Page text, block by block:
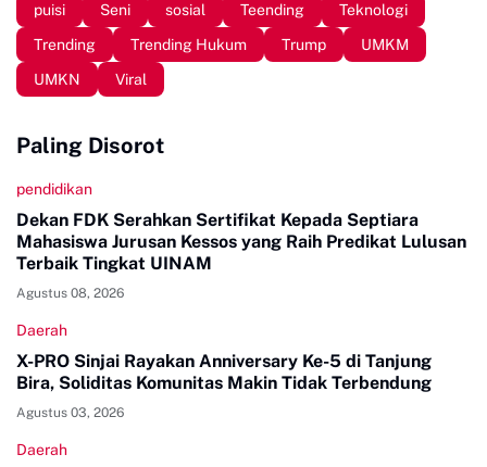
puisi
Seni sosial Teending
Teknologi
Trending
Trending Hukum Trump
UMKM
UMKN
Viral
Paling Disorot
pendidikan
Dekan FDK Serahkan Sertifikat Kepada Septiara
Mahasiswa Jurusan Kessos yang Raih Predikat Lulusan
Terbaik Tingkat UINAM
Agustus 08, 2026
Daerah
X-PRO Sinjai Rayakan Anniversary Ke-5 di Tanjung
Bira, Soliditas Komunitas Makin Tidak Terbendung
Agustus 03, 2026
Daerah